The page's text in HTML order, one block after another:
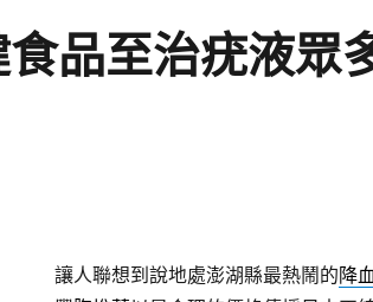
食品至治疣液眾
讓人聯想到說地處澎湖縣最熱鬧的降